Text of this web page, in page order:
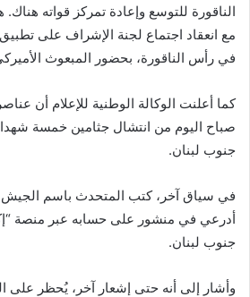
الناقورة للتوسع وإعادة تمركز قواته هناك.
مع انعقاد اجتماع لجنة الإشراف على
في رأس الناقورة، بحضور المبعوث
كما أعلنت الوكالة الوطنية للإعلام أن
صباح اليوم من انتشال جثامين خمسة
جنوب لبنان.
في سياق آخر، كتب المتحدث باسم الجيش
أدرعي في منشور على حسابه عبر منصة
جنوب لبنان.
وأشار إلى أنه حتى إشعار آخر، يُحظر على